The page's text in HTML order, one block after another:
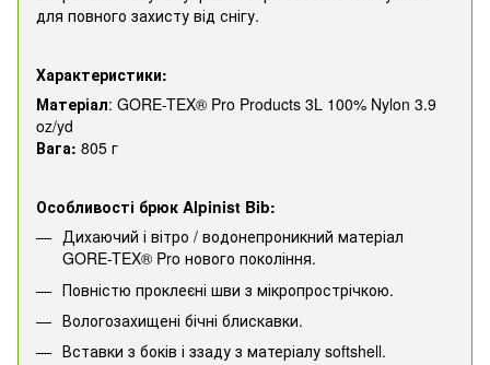
для повного захисту від снігу.
Характеристики:
Матеріал: GORE-TEX® Pro Products 3L 100% Nylon 3.9
oz/yd
Вага: 805 г
Особливості брюк Alpinist Bib:
Дихаючий і вітро / водонепроникний матеріал
GORE-TEX® Pro нового покоління.
Повністю проклеєні шви з мікропрострічкою.
Вологозахищені бічні блискавки.
Вставки з боків і ззаду з матеріалу softshell.